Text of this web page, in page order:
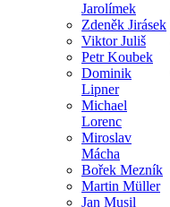
Jarolímek
Zdeněk Jirásek
Viktor Juliš
Petr Koubek
Dominik
Lipner
Michael
Lorenc
Miroslav
Mácha
Bořek Mezník
Martin Müller
Jan Musil